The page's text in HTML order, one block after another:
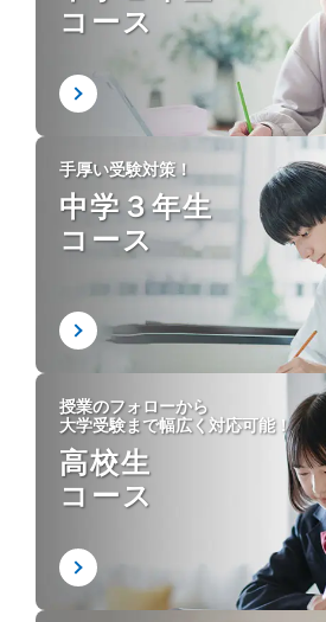
コース
手厚い受験対策！
中学３年生
コース
授業のフォローから
大学受験まで幅広く対応可能！
高校生
コース